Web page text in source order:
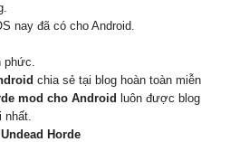
nay đã có cho Android.
phức.
chia sẻ tại blog hoàn toàn miễn
mod cho Android luôn được blog
nhất.
Horde